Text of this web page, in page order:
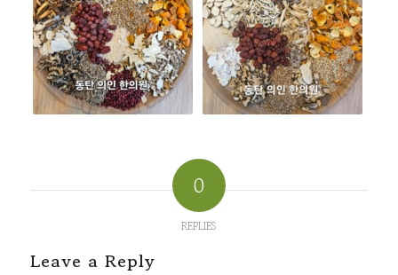
0
REPLIES
Leave a Reply